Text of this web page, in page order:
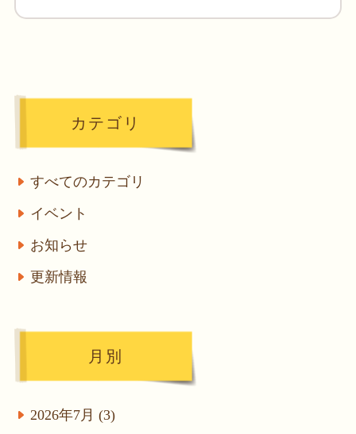
カテゴリ
すべてのカテゴリ
イベント
お知らせ
更新情報
月別
2026年7月 (3)